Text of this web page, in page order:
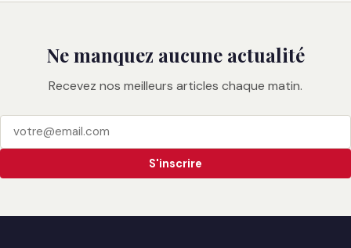
Ne manquez aucune actualité
Recevez nos meilleurs articles chaque matin.
S'inscrire